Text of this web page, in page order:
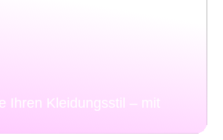
Ihren Kleidungsstil – mit